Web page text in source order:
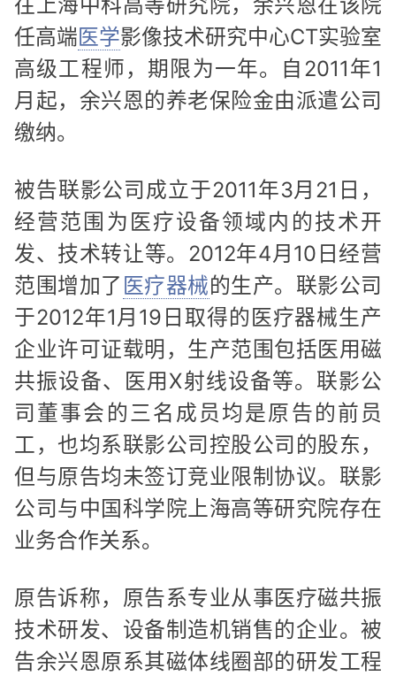
任高端医学影像技术研究中心CT实验室
高级工程师，期限为一年。自2011年1
月起，余兴恩的养老保险金由派遣公司
缴纳。
被告联影公司成立于2011年3月21日，
经营范围为医疗设备领域内的技术开
发、技术转让等。2012年4月10日经营
范围增加了 医疗器械的生产。联影公司
于2012年1月19日取得的医疗器械生产
企业许可证载明，生产范围包括医用磁
共振设备、医用X射线设备等。联影公
司董事会的三名成员均是原告的前员
工，也均系联影公司控股公司的股东，
但与原告均未签订竞业限制协议。联影
公司与中国科学院上海高等研究院存在
业务合作关系。
原告诉称，原告系专业从事医疗磁共振
技术研发、设备制造机销售的企业。被
告余兴恩原系其磁体线圈部的研发工程